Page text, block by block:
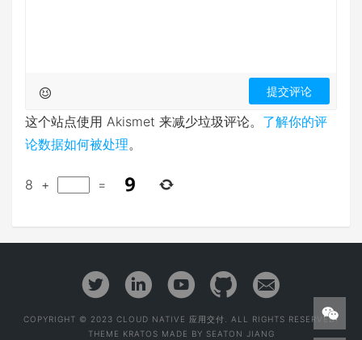
这个站点使用 Akismet 来减少垃圾评论。 了解你的评
论数据如何被处理。
8 + =
COPYRIGHT © 2023 CLOUD NATIVE 应用交付. ALL RIGHTS RESERVED.
THEME KRATOS MADE BY SEATON JIANG